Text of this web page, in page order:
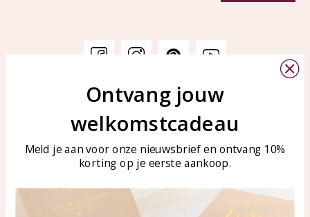
Veelgestelde vragen
Sieraden onderhouden
KAYA Sieraden
Bellen of WhatsApp Ma-Vr
tussen 09:00-17:00
Tel: 0850003187
WhatsApp: 0850003187
klantenservice@kayasierade
Ontvang jouw
welkomstcadeau
Meld je aan voor onze nieuwsbrief en ontvang 10%
korting op je eerste aankoop.